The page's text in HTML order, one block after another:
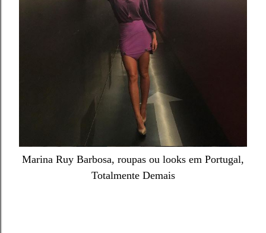
Marina Ruy Barbosa, roupas ou looks em Portugal,
Totalmente Demais